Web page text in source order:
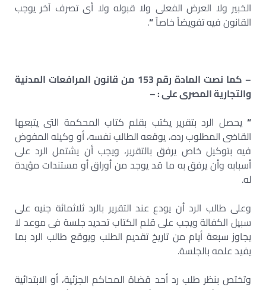
الخبير ولا العرض الفعلى ولا قبوله ولا أى تصرف آخر يوجب
القانون فيه تفويضاً خاصاً“
.
– كما نصت المادة رقم 153 من قانون المرافعات المدنية
والتجارية المصرى على : –
“ يحصل الرد بتقرير يكتب بقلم كتاب المحكمة التى يتبعها
القاضى المطلوب رده، يوقعه الطالب نفسه، أو وكيله المفوض
فيه بتوكيل خاص يرفق بالتقرير، ويجب أن يشتمل الرد على
أسبابه وأن يرفق به ما قد يوجد من أوراق أو مستندات مؤيدة
له.
وعلى طالب الرد أن يودع عند التقرير بالرد ثلاثمائة جنيه على
سبيل الكفالة ويجب على قلم الكتاب تحديد جلسة فى موعد لا
يجاوز سبعة أيام من تاريخ تقديم الطلب ويوقع طالب الرد بما
يفيد علمه بالجلسة.
وتختص بنظر طلب رد أحد قضاة المحاكم الجزئية، أو الابتدائية